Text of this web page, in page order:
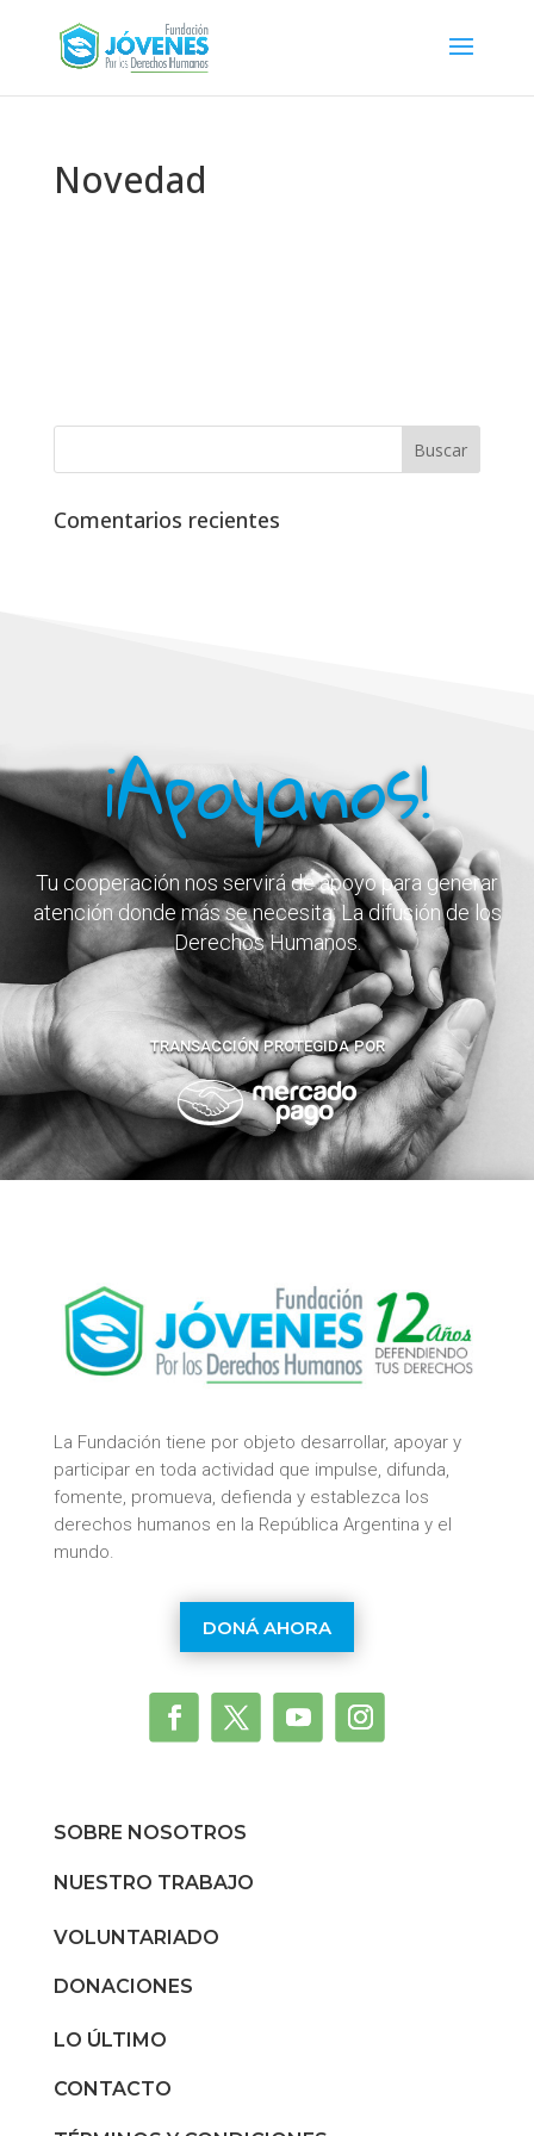
Novedad
Comentarios recientes
¡Apoyanos!
Tu cooperación nos servirá de apoyo para generar
atención donde más se necesita: La difusión de los
Derechos Humanos.
transacción protegida por
La Fundación tiene por objeto desarrollar, apoyar y
participar en toda actividad que impulse, difunda,
fomente, promueva, defienda y establezca los
derechos humanos en la República Argentina y el
mundo.
DONÁ AHORA
SOBRE NOSOTROS
NUESTRO TRABAJO
VOLUNTARIADO
DONACIONES
LO ÚLTIMO
CONTACTO